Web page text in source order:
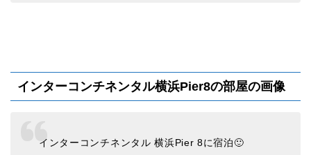
インターコンチネンタル横浜Pier8の部屋の画像
インターコンチネンタル 横浜Pier 8に宿泊🙂